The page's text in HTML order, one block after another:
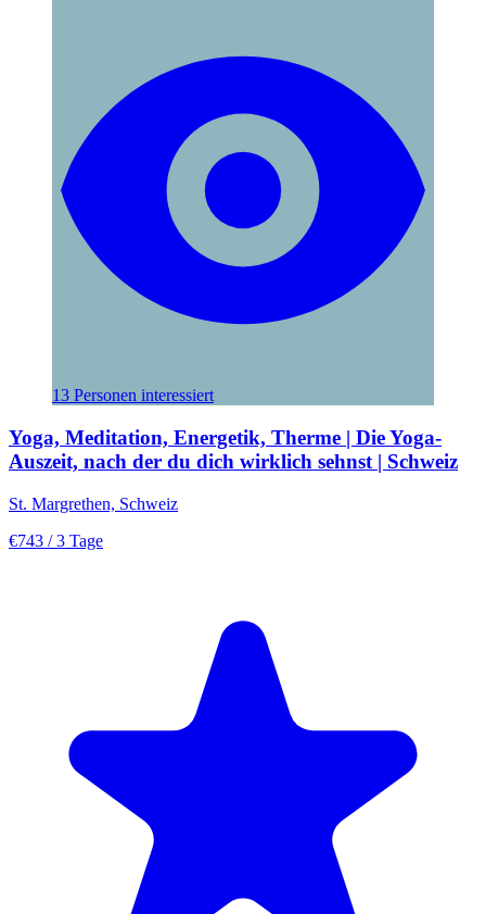
13 Personen interessiert
Yoga, Meditation, Energetik, Therme | Die Yoga-
Auszeit, nach der du dich wirklich sehnst | Schweiz
St. Margrethen, Schweiz
€743 / 3 Tage